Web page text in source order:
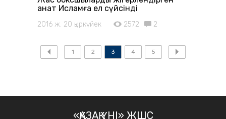
Қанат Исламға ел сүйсінді
2016 ж. 20 қыркүйек 2572 2
1 2 3 4 5
«ҚАЗАҚ ҮНІ» ЖШС